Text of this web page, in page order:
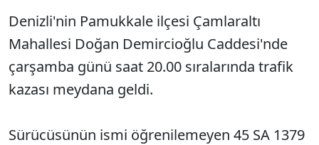
Denizli'nin Pamukkale ilçesi Çamlaraltı
Mahallesi Doğan Demircioğlu Caddesi'nde
çarşamba günü saat 20.00 sıralarında trafik
kazası meydana geldi.
Sürücüsünün ismi öğrenilemeyen 45 SA 1379